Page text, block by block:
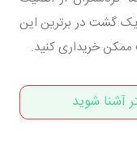
یک گشت در برترین این
ممکن خریداری کنید.
آشنا شوید